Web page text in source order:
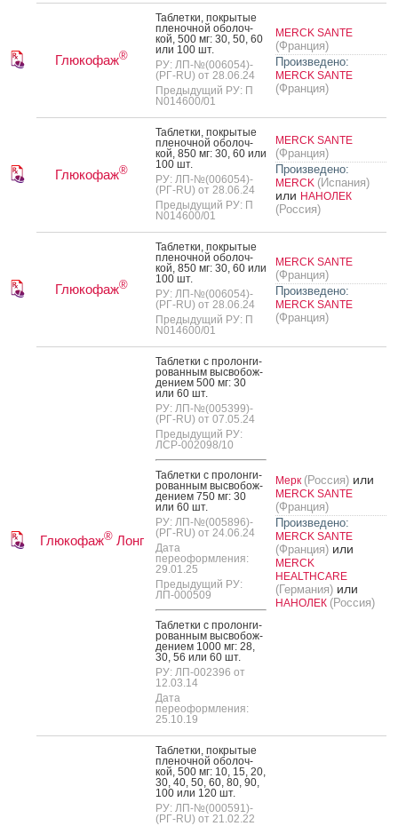
Глюкофаж®
Таб­летки, пок­ры­тые
пле­ноч­ной обо­лоч­
кой, 500 мг: 30, 50, 60
или 100 шт.
РУ: ЛП-№(006054)-
(РГ-RU) от 28.06.24
Предыдущий РУ: П
N014600/01
MERCK SANTE
(Франция)
Произведено:
MERCK SANTE
(Франция)
Глюкофаж®
Таб­летки, пок­ры­тые
пле­ноч­ной обо­лоч­
кой, 850 мг: 30, 60 или
100 шт.
РУ: ЛП-№(006054)-
(РГ-RU) от 28.06.24
Предыдущий РУ: П
N014600/01
MERCK SANTE
(Франция)
Произведено:
MERCK (Испания)
или НАНОЛЕК
(Россия)
Глюкофаж®
Таб­летки, пок­ры­тые
пле­ноч­ной обо­лоч­
кой, 850 мг: 30, 60 или
100 шт.
РУ: ЛП-№(006054)-
(РГ-RU) от 28.06.24
Предыдущий РУ: П
N014600/01
MERCK SANTE
(Франция)
Произведено:
MERCK SANTE
(Франция)
Глюкофаж®Лонг
Таб­летки с про­лон­ги­
рован­ным выс­во­бож­
де­ни­ем 500 мг: 30
или 60 шт.
РУ: ЛП-№(005399)-
(РГ-RU) от 07.05.24
Предыдущий РУ:
ЛСР-002098/10
Таб­летки с про­лон­ги­
рован­ным выс­во­бож­
де­ни­ем 750 мг: 30
или 60 шт.
РУ: ЛП-№(005896)-
(РГ-RU) от 24.06.24
Дата
переоформления:
29.01.25
Предыдущий РУ:
ЛП-000509
Таб­летки с про­лон­ги­
рован­ным выс­во­бож­
де­ни­ем 1000 мг: 28,
30, 56 или 60 шт.
РУ: ЛП-002396 от
12.03.14
Дата
переоформления:
25.10.19
Мерк (Россия) или
MERCK SANTE
(Франция)
Произведено:
MERCK SANTE
(Франция) или
MERCK
HEALTHCARE
(Германия) или
НАНОЛЕК (Россия)
Таб­летки, пок­ры­тые
пле­ноч­ной обо­лоч­
кой, 500 мг: 10, 15, 20,
30, 40, 50, 60, 80, 90,
100 или 120 шт.
РУ: ЛП-№(000591)-
(РГ-RU) от 21.02.22